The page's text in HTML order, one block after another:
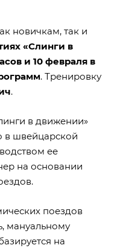
новичкам, так и
«Слинги в
и 10 февраля в
. Тренировку
.
в движении»
в швейцарской
ее
на основании
поездов
мануальному
на